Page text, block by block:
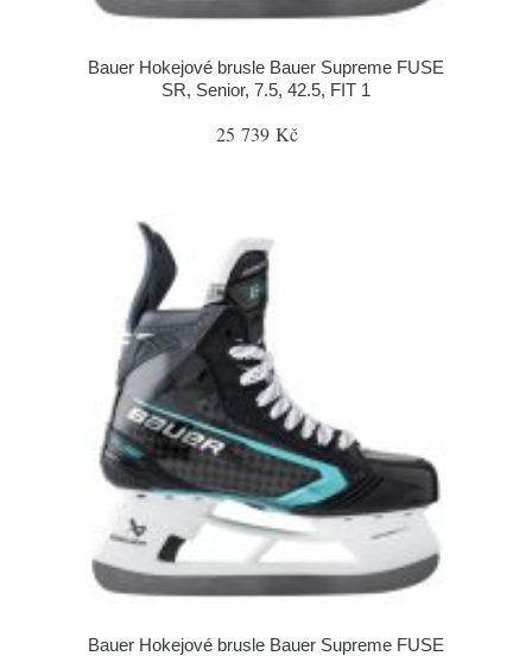
Bauer Hokejové brusle Bauer Supreme FUSE
SR, Senior, 7.5, 42.5, FIT 1
25 739 Kč
Bauer Hokejové brusle Bauer Supreme FUSE